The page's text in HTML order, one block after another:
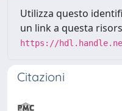
Utilizza questo
un link a questa
https://
Citazioni